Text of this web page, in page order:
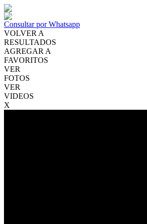
Consultar por Whatsapp
VOLVER A
RESULTADOS
AGREGAR A
FAVORITOS
VER
FOTOS
VER
VIDEOS
X